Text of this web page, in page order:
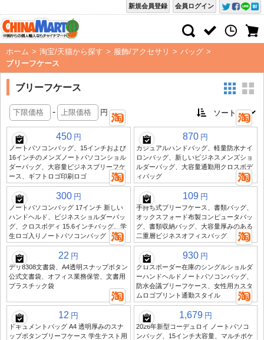
会員ログイン
新規会員登録
ホーム > 淘宝/天猫から探す > 服飾/アクセサリ > バッグ >
ブリーフケース
ブリーフケース
- 円
450 円
ノートパソコンバッグ、15インチおよび
16インチのメンズノートパソコンショル
ダーバッグ、大容量ビジネスブリーフケ
ース、ギフトロゴ印刷ロゴ
870 円
カジュアルハンドバッグ、軽量防水ナイ
ロンバッグ、新しいビジネスメンズショ
ルダーバッグ、大容量通勤用クロスボデ
ィバッグ
300 円
ノートパソコンバッグ 17インチ 新しい
ハンドヘルド、ビジネスショルダーバッ
グ、クロスボディ 15.6インチバッグ、学
生ロゴ入りノートパソコンバッグ
109 円
手持ち式ブリーフケース、書類バッグ、
オックスフォード布製コンピュータバッ
グ、書類収納バッグ、大容量厚みのある
二重層ビジネスオフィスバッグ
22 円
デリ8308文書袋、A4透明スナップボタン
公式文書袋、オフィス業務保管、文書用
プラスチック袋
930 円
クロスボーダー在庫のシングルショルダ
ーハンドヘルドノートパソコンバッグ、
防水会議ブリーフケース、女性用カスタ
ムロゴプリント通勤スタイル
12 円
ドキュメントバッグ A4 透明厚みのスナ
ップボタンブリーフケース 学生テスト用
1,679 円
2026年新型コーデュロイ ノートパソコ
ンバッグ、15インチ大容量、マルチポケ